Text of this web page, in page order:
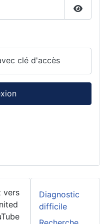
clé d'accès
vers
Diagnostic
difficile